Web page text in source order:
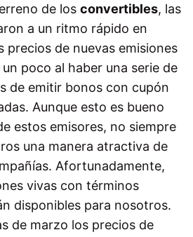
de los convertibles, las
a un ritmo rápido en
precios de nuevas emisiones
poco al haber una serie de
de emitir bonos con cupón
Aunque esto es bueno
estos emisores, no siempre
una manera atractiva de
Afortunadamente,
vivas con términos
disponibles para nosotros.
de marzo los precios de